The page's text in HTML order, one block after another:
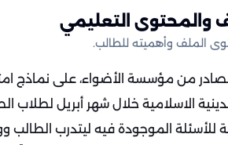
والمحتوى التعليمي
الملف وأهميته للطالب.
من مؤسسة الأضواء، على نماذج
الاسلامية خلال شهر أبريل لطلاب
الموجودة فيه ليتدرب الطالب